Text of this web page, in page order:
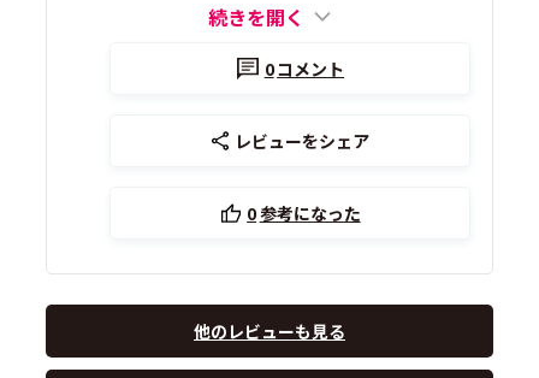
続きを開く
0コメント
レビューをシェア
0参考になった
他のレビューも見る